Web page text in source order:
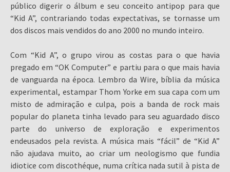
público digerir o álbum e seu conceito antipop para que
“Kid A”, contrariando todas expectativas, se tornasse um
dos discos mais vendidos do ano 2000 no mundo inteiro.
Com “Kid A”, o grupo virou as costas para o que havia
pregado em “OK Computer” e partiu para o que mais havia
de vanguarda na época. Lembro da Wire, bíblia da música
experimental, estampar Thom Yorke em sua capa com um
misto de admiração e culpa, pois a banda de rock mais
popular do planeta tinha levado para seu aguardado disco
parte do universo de exploração e experimentos
endeusados pela revista. A música mais “fácil” de “Kid A”
não ajudava muito, ao criar um neologismo que fundia
idiotice com discothéque, numa crítica nada sutil à pista de